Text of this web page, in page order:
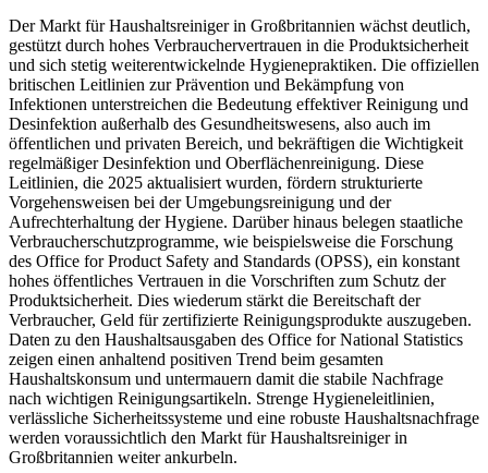
Der Markt für Haushaltsreiniger in Großbritannien wächst deutlich,
gestützt durch hohes Verbrauchervertrauen in die Produktsicherheit
und sich stetig weiterentwickelnde Hygienepraktiken. Die offiziellen
britischen Leitlinien zur Prävention und Bekämpfung von
Infektionen unterstreichen die Bedeutung effektiver Reinigung und
Desinfektion außerhalb des Gesundheitswesens, also auch im
öffentlichen und privaten Bereich, und bekräftigen die Wichtigkeit
regelmäßiger Desinfektion und Oberflächenreinigung. Diese
Leitlinien, die 2025 aktualisiert wurden, fördern strukturierte
Vorgehensweisen bei der Umgebungsreinigung und der
Aufrechterhaltung der Hygiene. Darüber hinaus belegen staatliche
Verbraucherschutzprogramme, wie beispielsweise die Forschung
des Office for Product Safety and Standards (OPSS), ein konstant
hohes öffentliches Vertrauen in die Vorschriften zum Schutz der
Produktsicherheit. Dies wiederum stärkt die Bereitschaft der
Verbraucher, Geld für zertifizierte Reinigungsprodukte auszugeben.
Daten zu den Haushaltsausgaben des Office for National Statistics
zeigen einen anhaltend positiven Trend beim gesamten
Haushaltskonsum und untermauern damit die stabile Nachfrage
nach wichtigen Reinigungsartikeln. Strenge Hygieneleitlinien,
verlässliche Sicherheitssysteme und eine robuste Haushaltsnachfrage
werden voraussichtlich den Markt für Haushaltsreiniger in
Großbritannien weiter ankurbeln.